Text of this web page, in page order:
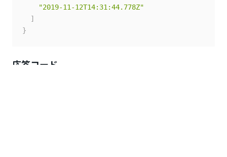
"2019-11-12T14:31:44.778Z"
]
}
応答コード